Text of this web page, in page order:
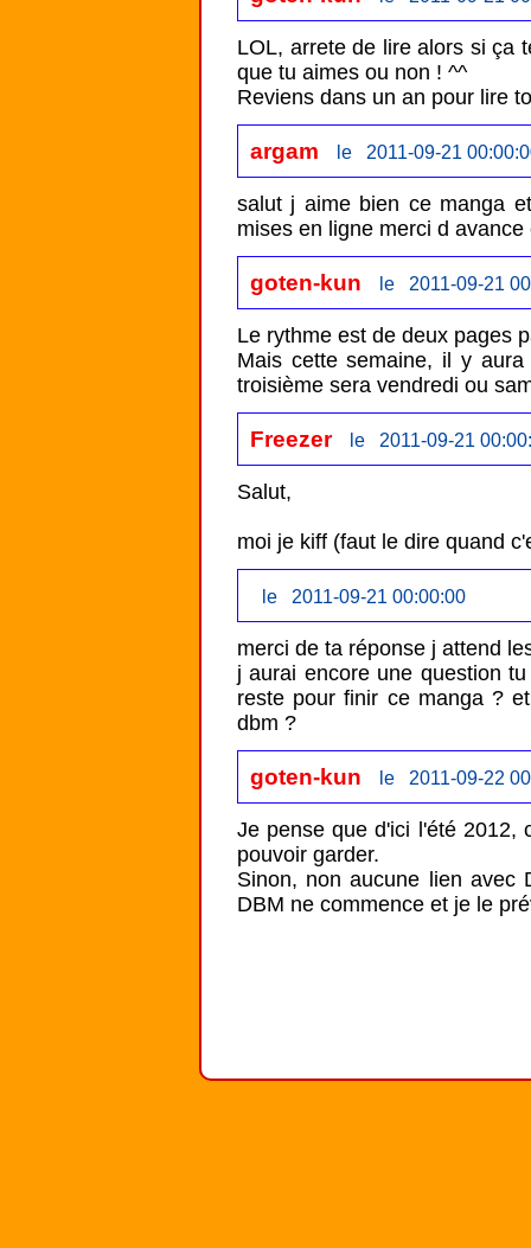
LOL, arrete de lire alors si ça
que tu aimes ou non ! ^^
Reviens dans un an pour lire
argam le 2011-09-21
salut j aime bien ce manga
mises en ligne merci d
goten-kun le 2011-09-21
Le rythme est de deux pages
Mais cette semaine, il y
troisième sera vendredi ou
Freezer le 2011-09-21
Salut,
moi je kiff (faut le dire quand
le 2011-09-21 00:00:00
merci de ta réponse j attend
j aurai encore une question
reste pour finir ce manga ?
dbm ?
goten-kun le 2011-09-22
Je pense que d'ici l'été 2012,
pouvoir garder.
Sinon, non aucune lien avec
DBM ne commence et je le